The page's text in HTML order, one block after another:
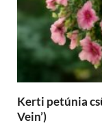
Kerti petúnia
Vein’)